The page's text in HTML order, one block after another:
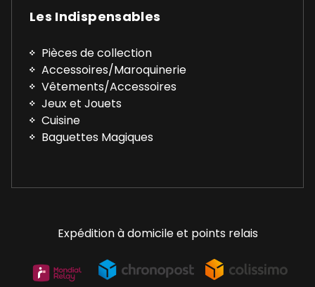
Les Indispensables
Pièces de collection
Accessoires/Maroquinerie
Vêtements/Accessoires
Jeux et Jouets
Cuisine
Baguettes Magiques
Expédition à domicile et points relais